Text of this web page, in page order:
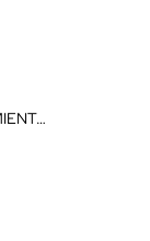
SÉRUM CEJAS LIPOCILS EXPERT CRECIMIENTO PIGMENTACIÓN CURVATURA